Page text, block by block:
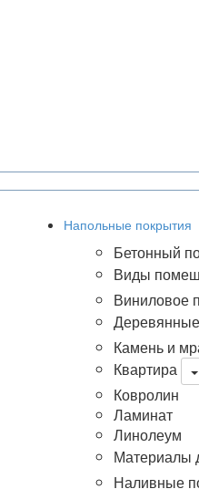
Напольные покрытия
Бетонный
Виды
Виниловое
Камень и
Квартира
Ковролин
Ламинат
Линолеум
Материалы
Наливные